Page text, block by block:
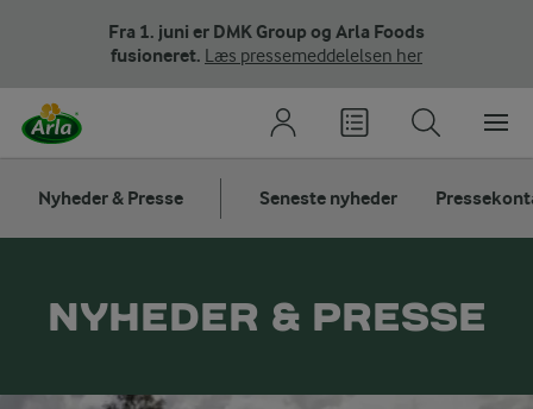
Fra 1. juni er DMK Group og Arla Foods
fusioneret. Læs pressemeddelelsen her
Nyheder & Presse Seneste nyheder
NYHEDER & PRESSE